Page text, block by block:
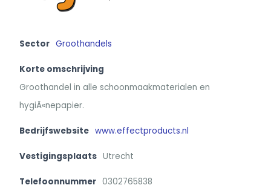
Sector Groothandels
Korte omschrijving
Groothandel in alle schoonmaakmaterialen en
hygiÃ«nepapier.
Bedrijfswebsite www.effectproducts.nl
Vestigingsplaats Utrecht
Telefoonnummer 0302765838